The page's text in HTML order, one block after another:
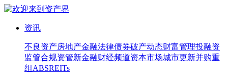
资讯
不良资产房地产金融法律债券破产动态财富管理投融资
监管合规资管新金融财经频道资本市场城市更新并购重
组 ABSREITs